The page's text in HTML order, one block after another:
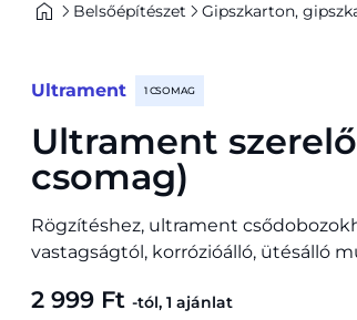
Belsőépítészet Gipszkarton,
Ultrament 1 CSOMAG
Ultrament
csomag)
Rögzítéshez, ultrament
vastagságtól, korrózióálló, ütésálló
2 999 Ft -tól, 1 ajánlat